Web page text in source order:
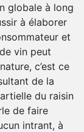
globale à long
à élaborer
et
vin peut
c’est ce
de la
du raisin
de faire
intrant, à